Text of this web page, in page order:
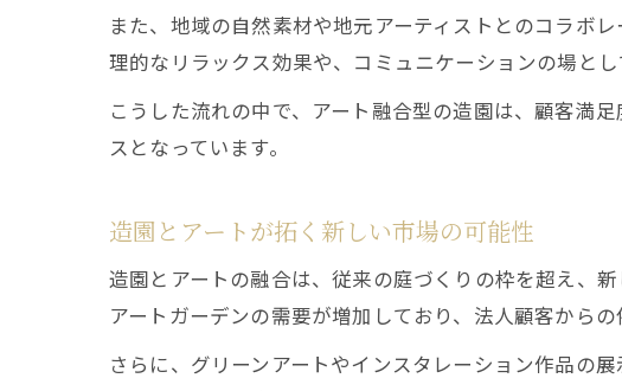
また、地域の自然素材や地元アーティストとのコラボ
理的なリラックス効果や、コミュニケーションの場とし
こうした流れの中で、アート融合型の造園は、顧客満
スとなっています。
造園とアートが拓く新しい市場の可能性
造園とアートの融合は、従来の庭づくりの枠を超え、
アートガーデンの需要が増加しており、法人顧客からの
さらに、グリーンアートやインスタレーション作品の